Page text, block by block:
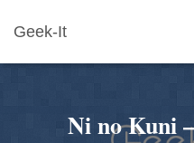
Geek-It
Ni no Kuni